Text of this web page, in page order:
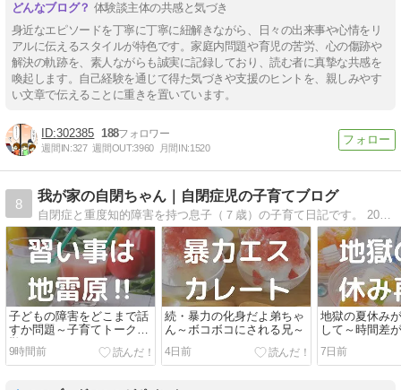
体験談主体の共感と気づき
身近なエピソードを丁寧に丁寧に紐解きながら、日々の出来事や心情をリ
アルに伝えるスタイルが特色です。家庭内問題や育児の苦労、心の傷跡や
解決の軌跡を、素人ながらも誠実に記録しており、読む者に真摯な共感を
喚起します。自己経験を通じて得た気づきや支援のヒントを、親しみやす
い文章で伝えることに重きを置いています。
302385 188
週間IN:327 週間OUT:3960 月間IN:1520
8
我が家の自閉ちゃん｜自閉症児の子育てブログ
自閉症と重度知的障害を持つ息子（７歳）の子育て日記です。 2022年8月に弟が生まれ、7歳差兄弟となりました！！主に父が更新します。 ４人家族の明るいほのぼの系日記になりますので、気楽に見てください。
子どもの障害をどこまで話
すか問題～子育てトークが
難しい～
9時間前
続・暴力の化身だよ弟ちゃ
ん～ボコボコにされる兄～
4日前
地獄の夏休み
して～時間差
7日前